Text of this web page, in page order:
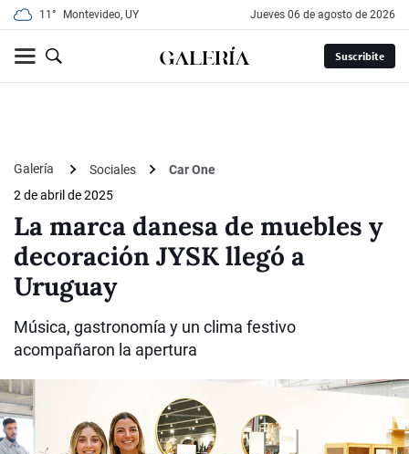
11° Montevideo, UY jueves 06 de agosto de 2026
Suscribite
Galería Sociales
Car One
2 de abril de 2025
La marca danesa de muebles y
decoración JYSK llegó a
Uruguay
Música, gastronomía y un clima festivo
acompañaron la apertura